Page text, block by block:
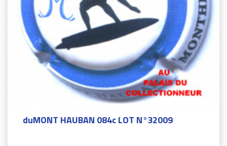
duMONT HAUBAN 084c LOT N°32009